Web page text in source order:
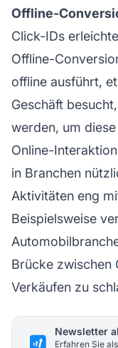
Offline-
Click-IDs
Offline-
offline ausführt,
Geschäft
werden, um
Online-
in Branchen
Aktivitäten eng
Beispielsweise
Brücke zwischen
Verkäufen zu
Newsletter
Erfahren Sie